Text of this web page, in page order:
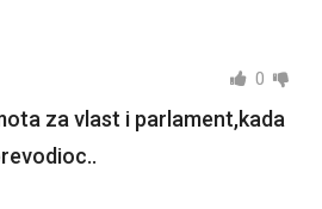
0
za vlast i parlament,kada